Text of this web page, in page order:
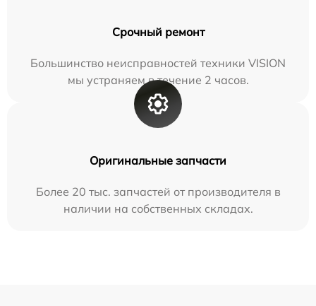
Срочный ремонт
Большинство неисправностей техники VISION
мы устраняем в течение 2 часов.
Оригинальные запчасти
Более 20 тыс. запчастей от производителя в
наличии на собственных складах.